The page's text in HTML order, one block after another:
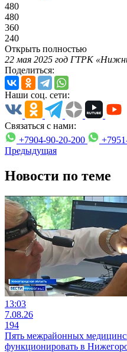
480
480
360
240
Открыть полностью
22 мая 2025 год ГТРК
Поделиться:
Наши соц. сети:
Связаться с нами:
+7904-90-20-200
Предыдущая
Новости по теме
13:03
7.08.26
194
Пять межрайонных
функционировать в